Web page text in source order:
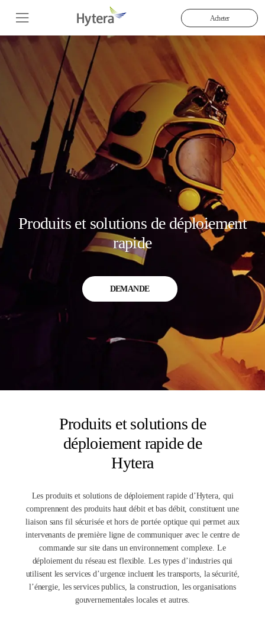
Acheter
Produits et solutions de déploiement
rapide
DEMANDE
Produits et solutions de
déploiement rapide de
Hytera
Les produits et solutions de déploiement rapide d’Hytera, qui
comprennent des produits haut débit et bas débit, constituent une
liaison sans fil sécurisée et hors de portée optique qui permet aux
intervenants de première ligne de communiquer avec le centre de
commande sur site dans un environnement complexe. Le
déploiement du réseau est flexible. Les types d’industries qui
utilisent les services d’urgence incluent les transports, la sécurité,
l’énergie, les services publics, la construction, les organisations
gouvernementales locales et autres.